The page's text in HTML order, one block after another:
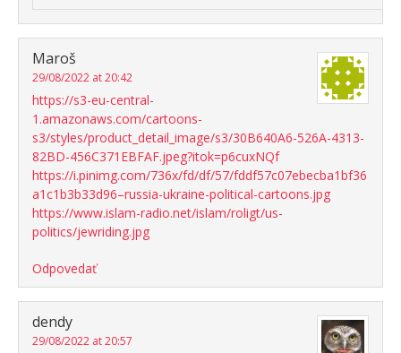
Maroš
29/08/2022 at 20:42
https://s3-eu-central-
1.amazonaws.com/cartoons-
s3/styles/product_detail_image/s3/30B640A6-526A-4313-
82BD-456C371EBFAF.jpeg?itok=p6cuxNQf
https://i.pinimg.com/736x/fd/df/57/fddf57c07ebecba1bf36
a1c1b3b33d96–russia-ukraine-political-cartoons.jpg
https://www.islam-radio.net/islam/roligt/us-
politics/jewriding.jpg
Odpovedať
dendy
29/08/2022 at 20:57